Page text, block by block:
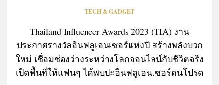
TECH & GADGET
Thailand Influencer Awards 2023 (TIA) งาน
ประกาศรางวัลอินฟลูเอนเซอร์แห่งปี สร้างพลังบวก
ใหม่ เชื่อมช่องว่างระหว่างโลกออนไลน์กับชีวิตจริง
เปิดพื้นที่ให้แฟนๆ ได้พบปะอินฟลูเอนเซอร์คนโปรด